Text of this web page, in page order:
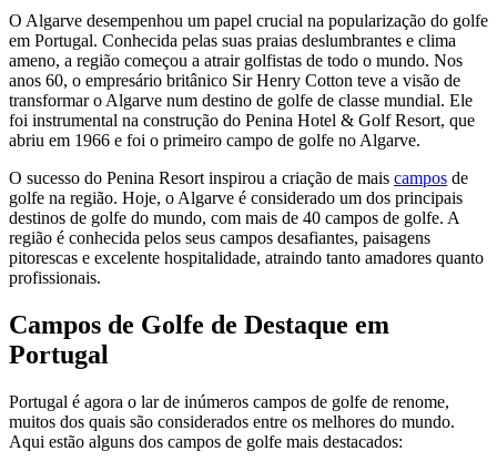
O Algarve desempenhou um papel crucial na popularização do golfe
em Portugal. Conhecida pelas suas praias deslumbrantes e clima
ameno, a região começou a atrair golfistas de todo o mundo. Nos
anos 60, o empresário britânico Sir Henry Cotton teve a visão de
transformar o Algarve num destino de golfe de classe mundial. Ele
foi instrumental na construção do Penina Hotel & Golf Resort, que
abriu em 1966 e foi o primeiro campo de golfe no Algarve.
O sucesso do Penina Resort inspirou a criação de mais campos de
golfe na região. Hoje, o Algarve é considerado um dos principais
destinos de golfe do mundo, com mais de 40 campos de golfe. A
região é conhecida pelos seus campos desafiantes, paisagens
pitorescas e excelente hospitalidade, atraindo tanto amadores quanto
profissionais.
Campos de Golfe de Destaque em
Portugal
Portugal é agora o lar de inúmeros campos de golfe de renome,
muitos dos quais são considerados entre os melhores do mundo.
Aqui estão alguns dos campos de golfe mais destacados: